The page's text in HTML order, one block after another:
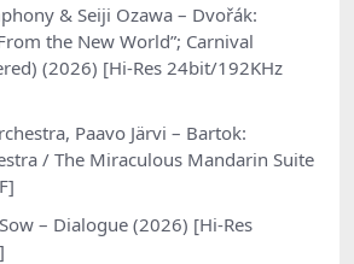
& Seiji Ozawa – Dvořák:
the New World”; Carnival
(2026) [Hi-Res 24bit/192KHz
Paavo Järvi – Bartok:
/ The Miraculous Mandarin Suite
– Dialogue (2026) [Hi-Res